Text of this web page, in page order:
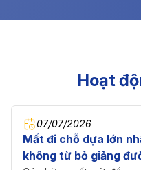
Hoạt
07/07/2026
Mất đi chỗ dựa lớn
không từ bỏ giảng